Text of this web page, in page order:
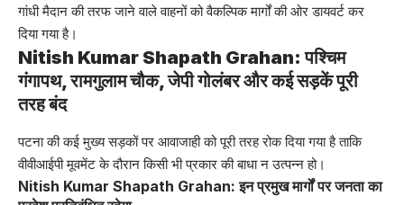
गांधी मैदान की तरफ जाने वाले वाहनों को वैकल्पिक मार्गों की ओर डायवर्ट कर
दिया गया है।
Nitish Kumar Shapath Grahan: पश्चिम
गंगापथ, रामगुलाम चौक, जेपी गोलंबर और कई सड़कें पूरी
तरह बंद
पटना की कई मुख्य सड़कों पर आवाजाही को पूरी तरह रोक दिया गया है ताकि
वीवीआईपी मूवमेंट के दौरान किसी भी प्रकार की बाधा न उत्पन्न हो।
Nitish Kumar Shapath Grahan: इन प्रमुख मार्गों पर जनता का